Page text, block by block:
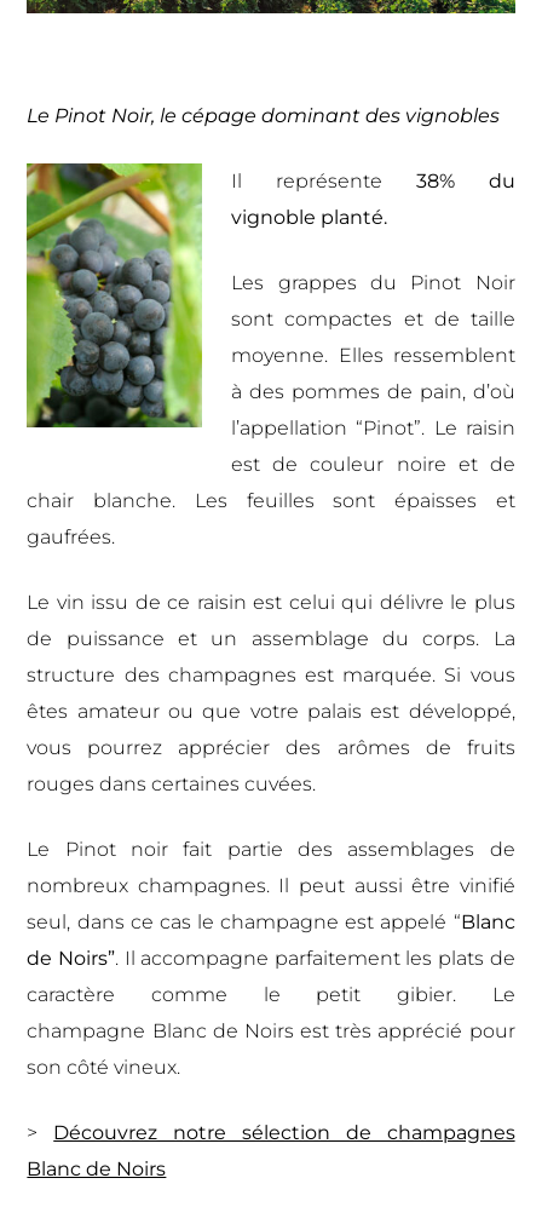
Le Pinot Noir, le cépage dominant des vignobles
Il représente 38% du
vignoble planté.
Les grappes du Pinot Noir
sont compactes et de taille
moyenne. Elles ressemblent
à des pommes de pain, d’où
l’appellation “Pinot”. Le raisin
est de couleur noire et de
chair blanche. Les feuilles sont épaisses et
gaufrées.
Le vin issu de ce raisin est celui qui délivre le plus
de puissance et un assemblage du corps. La
structure des champagnes est marquée. Si vous
êtes amateur ou que votre palais est développé,
vous pourrez apprécier des arômes de fruits
rouges dans certaines cuvées.
Le Pinot noir fait partie des assemblages de
nombreux champagnes. Il peut aussi être vinifié
seul, dans ce cas le champagne est appelé “Blanc
de Noirs”. Il accompagne parfaitement les plats de
caractère comme le petit gibier. Le
champagne Blanc de Noirs est très apprécié pour
son côté vineux.
> Découvrez notre sélection de champagnes
Blanc de Noirs